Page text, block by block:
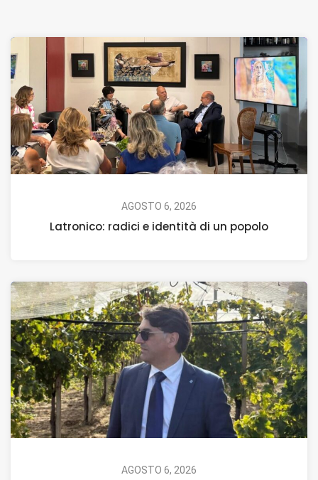
AGOSTO 6, 2026
Latronico: radici e identità di un popolo
AGOSTO 6, 2026